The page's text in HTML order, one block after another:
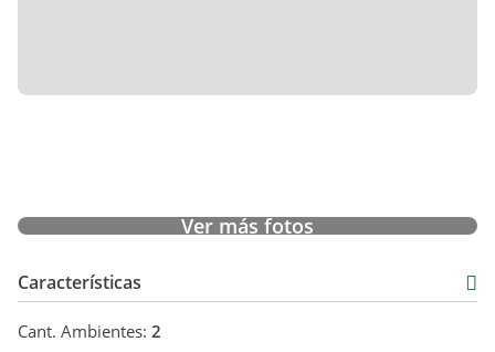
Ver más fotos
Características
Cant. Ambientes: 2